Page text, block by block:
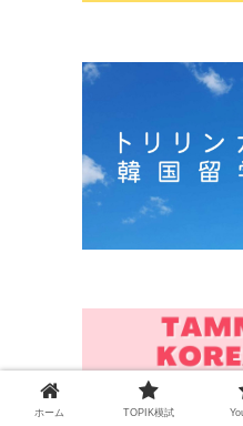
韓国語能
ホーム TOPIK模試